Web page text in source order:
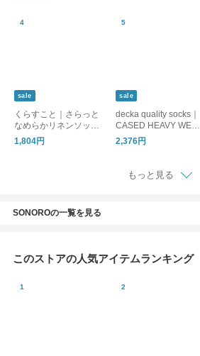
sale
くらすこと｜さらっと
なめらかリネンソック
ス［ギフト/贈り物］
1,804円
sale
decka quality socks｜
CASED HEAVY WEIG
HT PLAIN SOCKS/靴
下/ソックス
2,376円
もっと見る
SONOROの一覧を見る
このストアの人気アイテムランキング